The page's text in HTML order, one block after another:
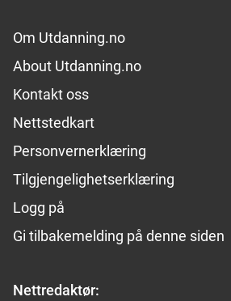
Footer links
Om Utdanning.no
About Utdanning.no
Kontakt oss
Nettstedkart
Personvernerklæring
Tilgjengelighetserklæring
Logg på
Gi tilbakemelding på denne siden
Nettredaktør: